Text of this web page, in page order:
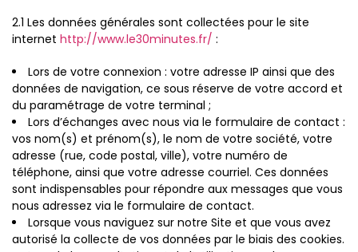
2.1 Les données générales sont collectées pour le site
internet http://www.le30minutes.fr/ :
Lors de votre connexion : votre adresse IP ainsi que des
données de navigation, ce sous réserve de votre accord et
du paramétrage de votre terminal ;
Lors d’échanges avec nous via le formulaire de contact :
vos nom(s) et prénom(s), le nom de votre société, votre
adresse (rue, code postal, ville), votre numéro de
téléphone, ainsi que votre adresse courriel. Ces données
sont indispensables pour répondre aux messages que vous
nous adressez via le formulaire de contact.
Lorsque vous naviguez sur notre Site et que vous avez
autorisé la collecte de vos données par le biais des cookies.